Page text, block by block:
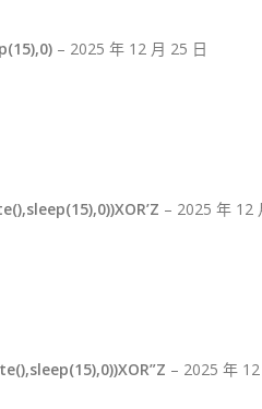
– 2025 年 12 月 25 日
– 2025 年 12
– 2025 年